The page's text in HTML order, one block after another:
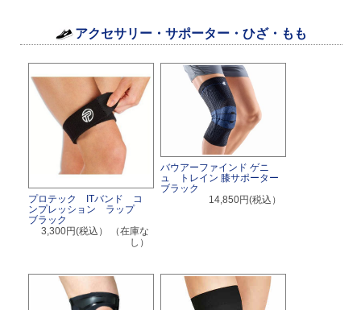
アクセサリー・サポーター・ひざ・もも
プロテック ITバンド コ
ンプレッション ラップ
ブラック
3,300円(税込）
（在庫な
し）
バウアーファインド ゲニ
ュ トレイン 膝サポーター
ブラック
14,850円(税込）